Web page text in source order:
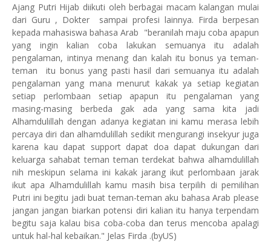
Ajang Putri Hijab diikuti oleh berbagai macam kalangan mulai
dari Guru , Dokter sampai profesi lainnya. Firda berpesan
kepada mahasiswa bahasa Arab "beranilah maju coba apapun
yang ingin kalian coba lakukan semuanya itu adalah
pengalaman, intinya menang dan kalah itu bonus ya teman-
teman itu bonus yang pasti hasil dari semuanya itu adalah
pengalaman yang mana menurut kakak ya setiap kegiatan
setiap perlombaan setiap apapun itu pengalaman yang
masing-masing berbeda gak ada yang sama kita jadi
Alhamdulillah dengan adanya kegiatan ini kamu merasa lebih
percaya diri dan alhamdulillah sedikit mengurangi insekyur juga
karena kau dapat support dapat doa dapat dukungan dari
keluarga sahabat teman teman terdekat bahwa alhamdulillah
nih meskipun selama ini kakak jarang ikut perlombaan jarak
ikut apa Alhamdulillah kamu masih bisa terpilih di pemilihan
Putri ini begitu jadi buat teman-teman aku bahasa Arab please
jangan jangan biarkan potensi diri kalian itu hanya terpendam
begitu saja kalau bisa coba-coba dan terus mencoba apalagi
untuk hal-hal kebaikan." Jelas Firda .(byUS)